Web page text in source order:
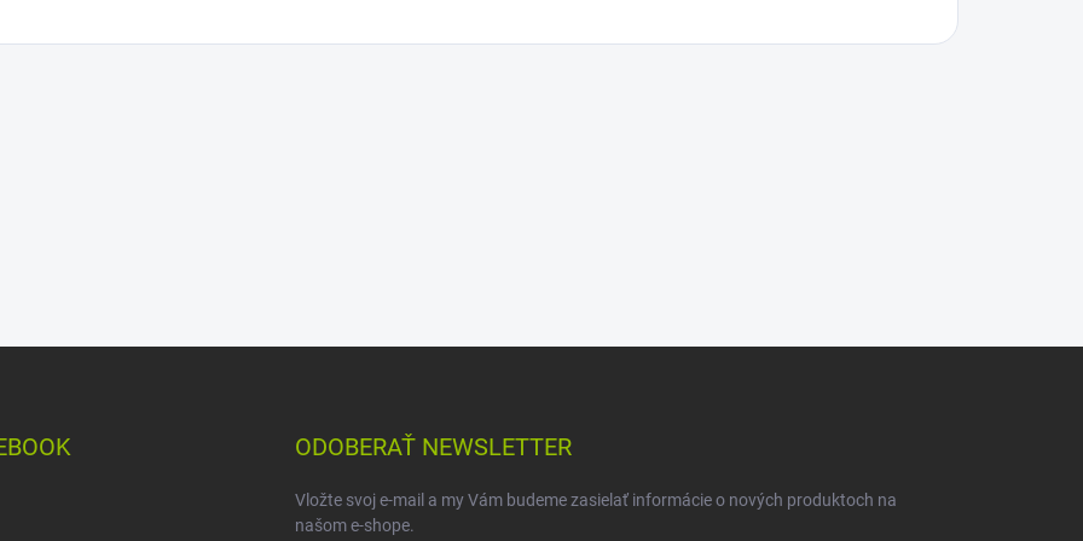
ODOBERAŤ NEWSLETTER
Vložte svoj e-mail a my Vám budeme zasielať informácie o nových produktoch na
našom e-shope.